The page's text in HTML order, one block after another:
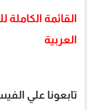
القائمة الكاملة
العربية
تابعونا علي